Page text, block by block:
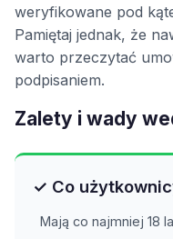
weryfikowane pod
Pamiętaj jednak, że
warto przeczytać
podpisaniem.
Zalety i wady
✓ Co
Mają co najmniej 18